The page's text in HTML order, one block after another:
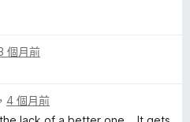
個月前
， 4 個月前